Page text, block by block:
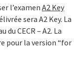
l’examen A2 Key
sera A2 Key. La
CECR – A2. La
pour la version “for